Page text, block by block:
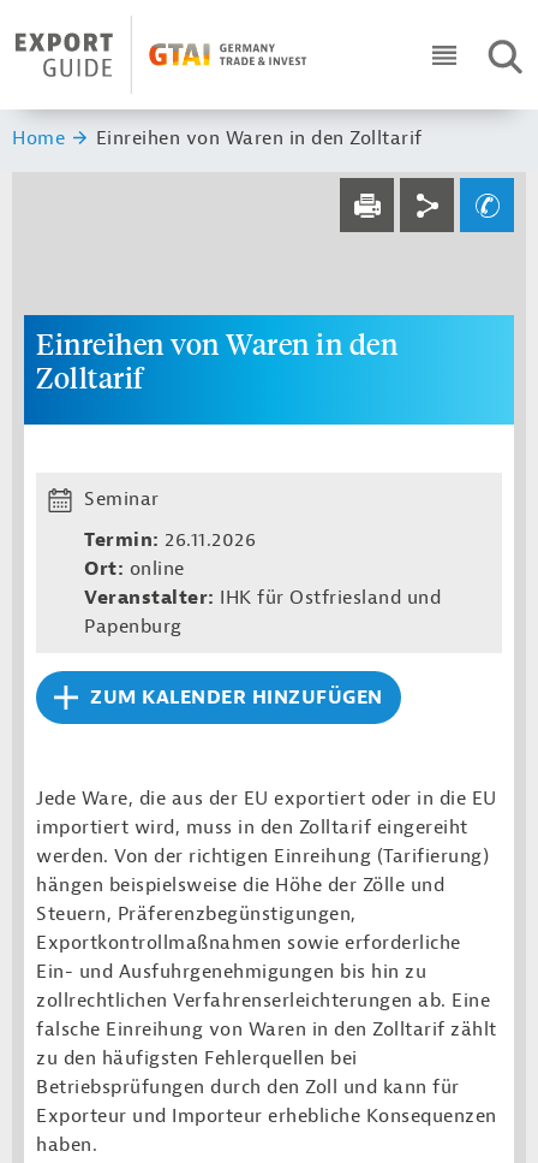
Header Logo
ICON
Sie sind hier:
Home Einreihen von Waren in den Zolltarif
Service navi
DRUCKEN
Social navi
Ihre Frage an
Einreihen von Waren in den
Zolltarif
Seminar
Termin: 26.11.2026
Ort: online
Veranstalter: IHK für Ostfriesland und
Papenburg
ZUM KALENDER HINZUFÜGEN
Jede Ware, die aus der EU exportiert oder in die EU
importiert wird, muss in den Zolltarif eingereiht
werden. Von der richtigen Einreihung (Tarifierung)
hängen beispielsweise die Höhe der Zölle und
Steuern, Präferenzbegünstigungen,
Exportkontrollmaßnahmen sowie erforderliche
Ein- und Ausfuhrgenehmigungen bis hin zu
zollrechtlichen Verfahrenserleichterungen ab. Eine
falsche Einreihung von Waren in den Zolltarif zählt
zu den häufigsten Fehlerquellen bei
Betriebsprüfungen durch den Zoll und kann für
Exporteur und Importeur erhebliche Konsequenzen
haben.